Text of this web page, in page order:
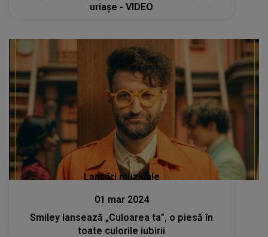
uriașe - VIDEO
Lansări muzicale
01 mar 2024
Smiley lansează „Culoarea ta”, o piesă în
toate culorile iubirii